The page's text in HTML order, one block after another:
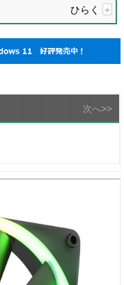
ひらく +
次へ>>